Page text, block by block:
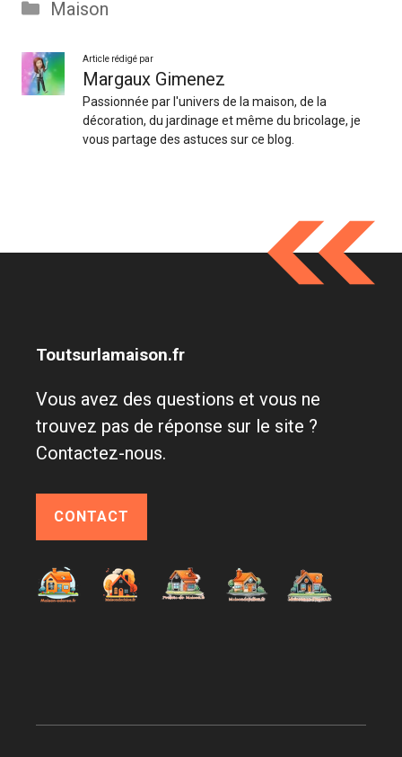
Catégories
Maison
Article rédigé par
Margaux Gimenez
Passionnée par l'univers de la maison, de la
décoration, du jardinage et même du bricolage, je
vous partage des astuces sur ce blog.
Toutsurlamaison.fr
Vous avez des questions et vous ne
trouvez pas de réponse sur le site ?
Contactez-nous.
CONTACT